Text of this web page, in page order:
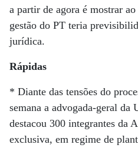
a partir de agora é mostrar
gestão do PT teria
jurídica.
Rápidas
* Diante das tensões do
semana a advogada-geral da
destacou 300 integrantes da
exclusiva, em regime de